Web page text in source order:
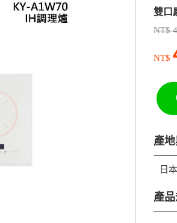
雙口
NT$
NT$
產
日
產